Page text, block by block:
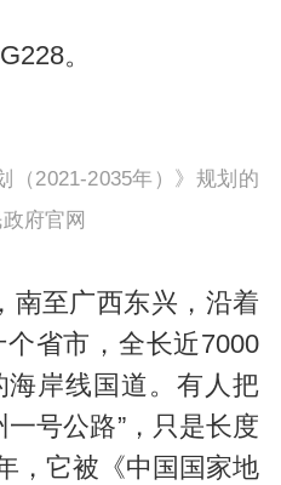
。
（2021-2035年）》规划的
府官网
南至广西东兴，沿着
省市，全长近7000
岸线国道。有人把
号公路”，只是长度
，它被《中国国家地